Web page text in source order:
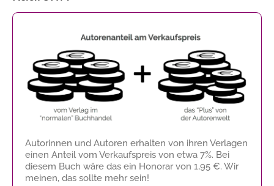
Autorinnen und Autoren erhalten von ihren Verlagen
einen Anteil vom Verkaufspreis von etwa 7%. Bei
diesem Buch wäre das ein Honorar von 1,95 €. Wir
meinen, das sollte mehr sein!